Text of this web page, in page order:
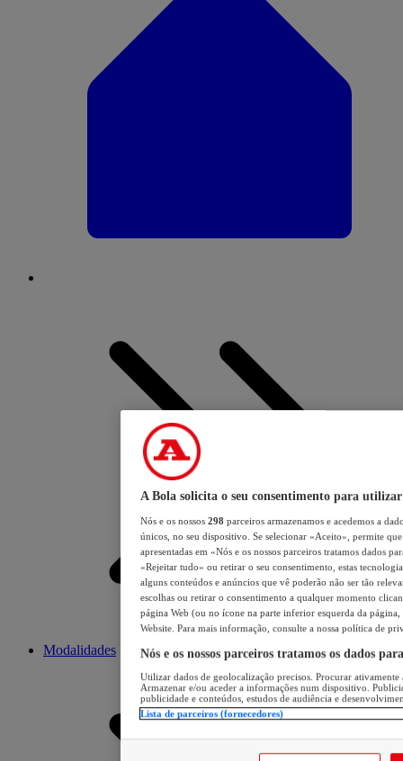
Modalidades
A Bola solicita o seu consentimento para utilizar
Nós e os nossos 298 parceiros armazenamos e acedemos a
únicos, no seu dispositivo. Se selecionar «Aceito», permite
apresentadas em «Nós e os nossos parceiros tratamos dados
«Rejeitar tudo» ou retirar o seu consentimento, estas
alguns conteúdos e anúncios que vê poderão não ser tão
escolhas ou retirar o consentimento a qualquer momento
página Web (ou no ícone na parte inferior esquerda da página,
Website. Para mais informação, consulte a nossa política de
Nós e os nossos parceiros tratamos os dados
Utilizar dados de geolocalização precisos. Procurar
Armazenar e/ou aceder a informações num dispositivo.
publicidade e conteúdos, estudos de audiência e
Lista de parceiros (fornecedores)